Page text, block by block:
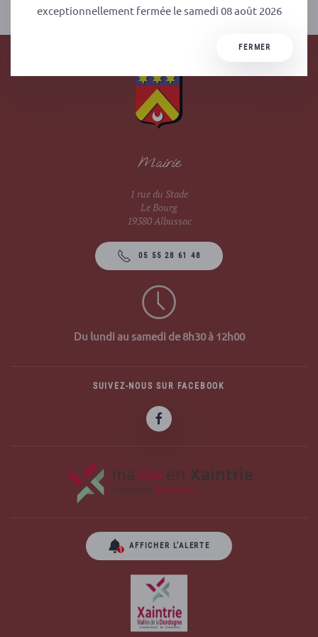
Mairie
1 rue du Stade
Le Bourg
19380 Albussac
05 55 28 61 48
Du lundi au samedi de 8h30 à 12h00
SUIVEZ-NOUS SUR FACEBOOK
AFFICHER L’ALERTE
exceptionnellement fermée le samedi 08 août 2026
FERMER